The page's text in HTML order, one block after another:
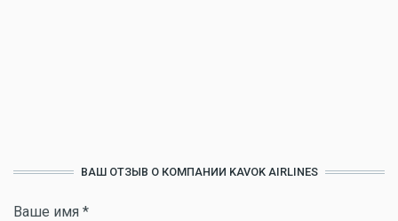
ВАШ ОТЗЫВ О КОМПАНИИ KAVOK AIRLINES
Ваше имя *